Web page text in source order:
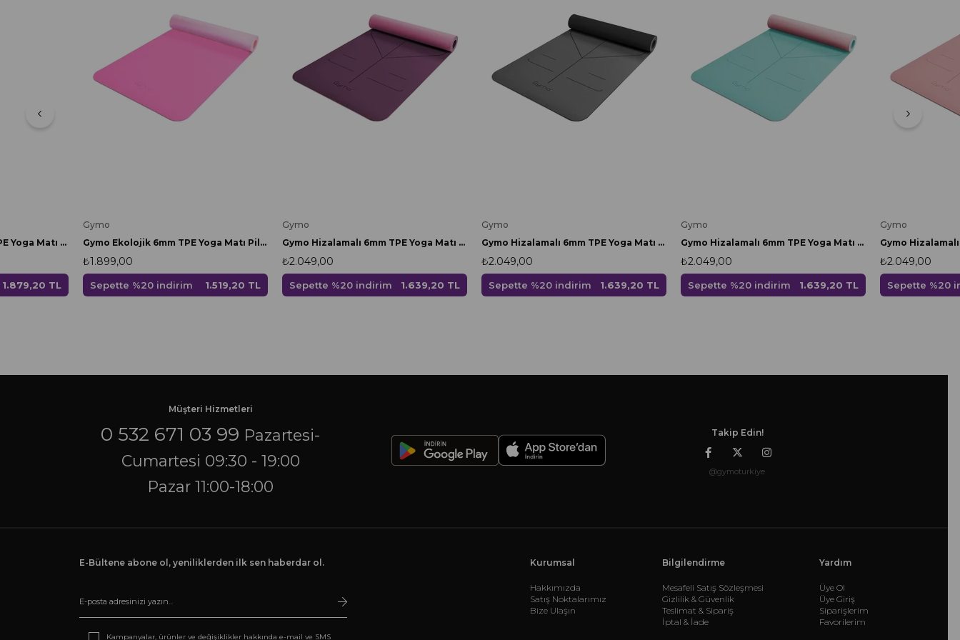
Gymo Hizalamalı 6mm TPE Yoga Matı Pilates Minderi Diz Dirsek Koruyucu Matlı Set Scarlet
1.879,20 TL
Gymo
Gymo Ekolojik 6mm TPE Yoga Matı Pilates Minderi Fuşya
₺1.899,00
Sepette %20 indirim 1.519,20 TL
Gymo
Gymo Hizalamalı 6mm TPE Yoga Matı Pilates Minderi Mürdüm
₺2.049,00
Sepette %20 indirim 1.639,20 TL
Gymo
Gymo Hizalamalı 6mm TPE Yoga Matı Pilates Minderi Gri
₺2.049,00
Sepette %20 indirim 1.639,20 TL
Gymo
Gymo Hizalamalı 6mm TPE Yoga Matı Pilates Minderi Nane Yeşili
₺2.049,00
Sepette %20 indirim 1.639,20 TL
Gymo
₺2.049,00
Sepette %20
Müşteri Hizmetleri
0 532 671 03 99 Pazartesi-
Cumartesi 09:30 - 19:00
Pazar 11:00-18:00
Takip Edin!
@gymoturkiye
E-Bültene abone ol, yeniliklerden ilk sen haberdar ol.
Kampanyalar, ürünler ve değişiklikler hakkında e-mail ve SMS
Kurumsal
Hakkımızda
Satış Noktalarımız
Bize Ulaşın
Bilgilendirme
Mesafeli Satış Sözleşmesi
Gizlilik & Güvenlik
Teslimat & Sipariş
İptal & İade
Yardım
Üye Ol
Üye Giriş
Siparişlerim
Favorilerim